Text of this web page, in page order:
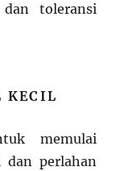
toleransi
KECIL
memulai
dan perlahan